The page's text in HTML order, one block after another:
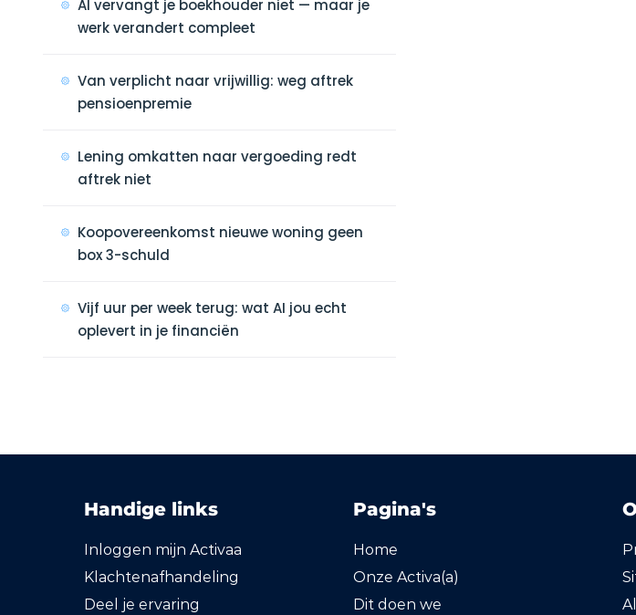
AI vervangt je boekhouder niet — maar je
werk verandert compleet
Van verplicht naar vrijwillig: weg aftrek
pensioenpremie
Lening omkatten naar vergoeding redt
aftrek niet
Koopovereenkomst nieuwe woning geen
box 3-schuld
Vijf uur per week terug: wat AI jou echt
oplevert in je financiën
Handige links
Inloggen mijn Activaa
Klachtenafhandeling
Deel je ervaring
Pagina's
Home
Onze Activa(a)
Dit doen we